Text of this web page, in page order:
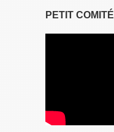
PETIT COMITÉ